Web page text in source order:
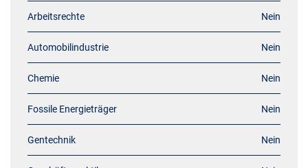
Arbeitsrechte Nein
Automobilindustrie Nein
Chemie Nein
Fossile Energieträger Nein
Gentechnik Nein